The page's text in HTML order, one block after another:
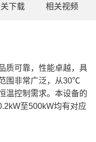
下载 相关视频
可靠，性能卓越，具
围非常广泛，从30℃
温控制需求。本设备的
至500kW均有对应
8kW
5kW
min Max75L/min
1.5bar
40L